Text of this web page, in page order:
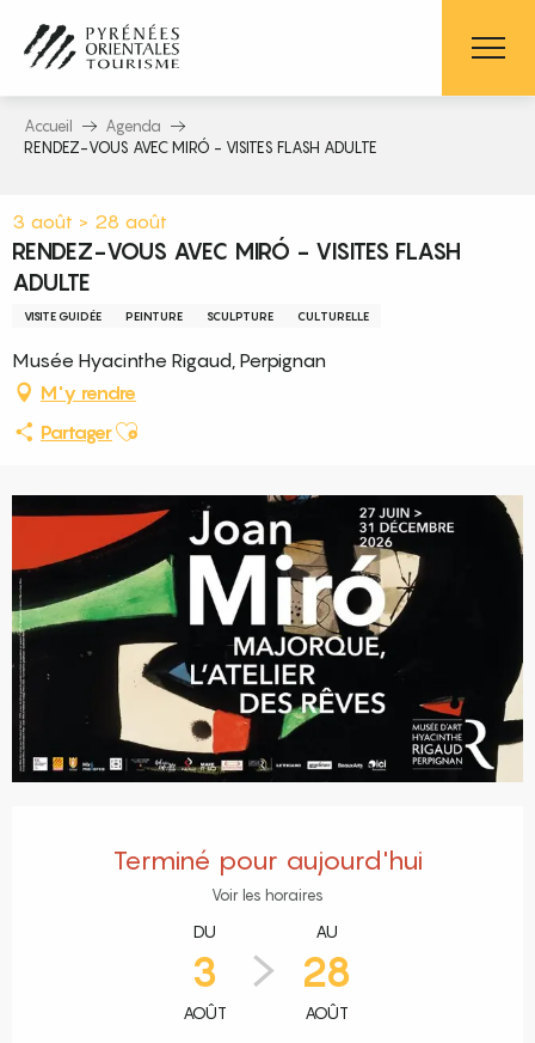
contenu
principal
Accueil
Agenda
RENDEZ-VOUS AVEC MIRÓ - VISITES FLASH ADULTE
3 août > 28 août
RENDEZ-VOUS AVEC MIRÓ - VISITES FLASH
ADULTE
VISITE GUIDÉE PEINTURE SCULPTURE CULTURELLE
Musée Hyacinthe Rigaud, Perpignan
M'y rendre
PartagerAjouter aux favoris
Terminé pour aujourd'hui
Voir les horaires
DU
3
AOÛT
AU
28
AOÛT